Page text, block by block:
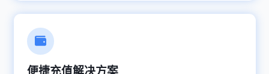
便捷充值解决方案